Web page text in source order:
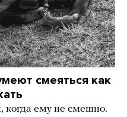
смеяться как
когда ему не смешно.